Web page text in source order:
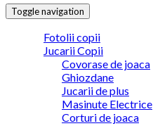
Toggle navigation
Fotolii copii
Jucarii Copii
Covorase de joaca
Ghiozdane
Jucarii de plus
Masinute Electrice
Corturi de joaca